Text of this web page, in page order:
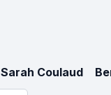
Sarah Coulaud